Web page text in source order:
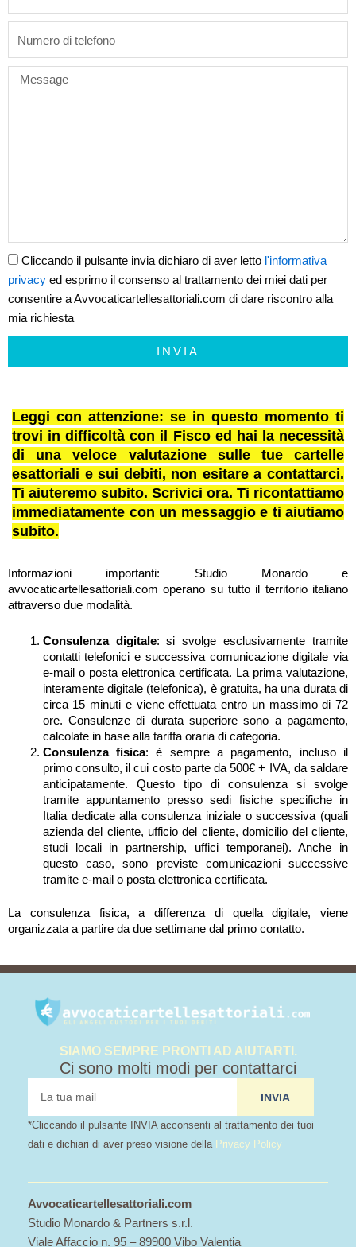
Message
Cliccando il pulsante invia dichiaro di aver letto l'informativa
privacy ed esprimo il consenso al trattamento dei miei dati per
consentire a Avvocaticartellesattoriali.com di dare riscontro alla
mia richiesta
INVIA
Leggi con attenzione: se in questo momento ti
trovi in difficoltà con il Fisco ed hai la necessità
di una veloce valutazione sulle tue cartelle
esattoriali e sui debiti, non esitare a contattarci.
Ti aiuteremo subito. Scrivici ora. Ti ricontattiamo
immediatamente con un messaggio e ti aiutiamo
subito.
Informazioni importanti: Studio Monardo e
avvocaticartellesattoriali.com operano su tutto il territorio italiano
attraverso due modalità.
Consulenza digitale: si svolge esclusivamente tramite
contatti telefonici e successiva comunicazione digitale via
e-mail o posta elettronica certificata. La prima valutazione,
interamente digitale (telefonica), è gratuita, ha una durata di
circa 15 minuti e viene effettuata entro un massimo di 72
ore. Consulenze di durata superiore sono a pagamento,
calcolate in base alla tariffa oraria di categoria.
Consulenza fisica: è sempre a pagamento, incluso il
primo consulto, il cui costo parte da 500€ + IVA, da saldare
anticipatamente. Questo tipo di consulenza si svolge
tramite appuntamento presso sedi fisiche specifiche in
Italia dedicate alla consulenza iniziale o successiva (quali
azienda del cliente, ufficio del cliente, domicilio del cliente,
studi locali in partnership, uffici temporanei). Anche in
questo caso, sono previste comunicazioni successive
tramite e-mail o posta elettronica certificata.
La consulenza fisica, a differenza di quella digitale, viene
organizzata a partire da due settimane dal primo contatto.
SIAMO SEMPRE PRONTI AD AIUTARTI.
Ci sono molti modi per contattarci
INVIA
*Cliccando il pulsante INVIA acconsenti al trattamento dei tuoi
dati e dichiari di aver preso visione della Privacy Policy
Avvocaticartellesattoriali.com
Studio Monardo & Partners s.r.l.
Viale Affaccio n. 95 – 89900 Vibo Valentia